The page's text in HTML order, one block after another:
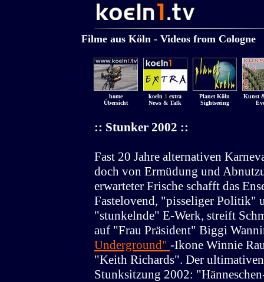
Filme aus Köln - Videos from Cologne
home
Übersicht
koeln 1 extra
News & Talk
Planet Köln
Sightseeing
Kunst
:: Stunker 2002 ::
Fast 20 Jahre alternativen
doch von Ermüdung und
erwarteter Frische schafft das
Fastelovend, "pisseliger Politik"
"stunkelnde" E-Werk, streift
auf "Frau Präsident" Biggi
Underground" -Ikone Winnie
"Keith Richards". Der
Stunksitzung 2002: